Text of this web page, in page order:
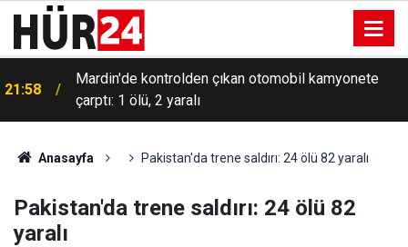
21:58
Mardin'de kontrolden çıkan otomobil kamyonete
çarptı: 1 ölü, 2 yaralı
Anasayfa Pakistan'da trene saldırı: 24 ölü 82 yaralı
Pakistan'da trene saldırı: 24 ölü 82
yaralı